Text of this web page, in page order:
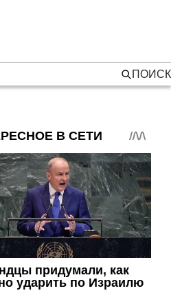
ПОИСК